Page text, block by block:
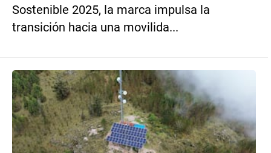
Sostenible 2025, la marca impulsa la
transición hacia una movilida...